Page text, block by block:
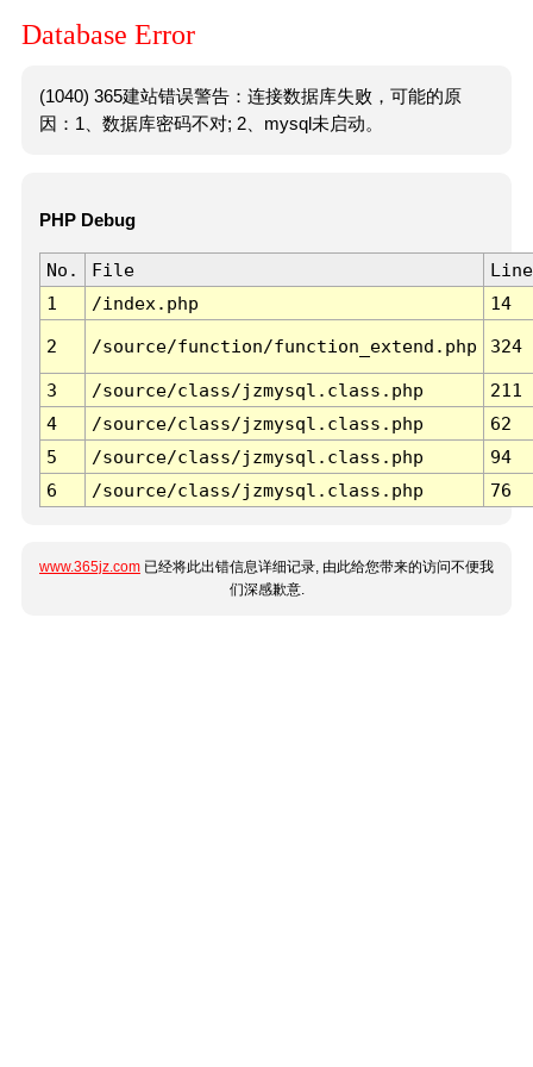
Database Error
(1040) 365建站错误警告：连接数据库失败，可能的原
因：1、数据库密码不对; 2、mysql未启动。
PHP Debug
No. File
Line
1
/index.php 14
2 /source/function/function_extend.php 324
3 /source/class/jzmysql.class.php
211
4
/source/class/jzmysql.class.php
62
5
/source/class/jzmysql.class.php
94
6
/source/class/jzmysql.class.php 76
www.365jz.com 已经将此出错信息详细记录, 由此给您带来的访问不便我
们深感歉意.